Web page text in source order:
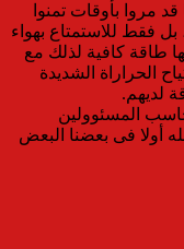
مروا بأوقات تمنوا
بل فقط للاستمتاع بهواء
طاقة كافية لذلك مع
الحراراة الشديدة
لديهم.
المسئوولين
أولا فى بعضنا البعض